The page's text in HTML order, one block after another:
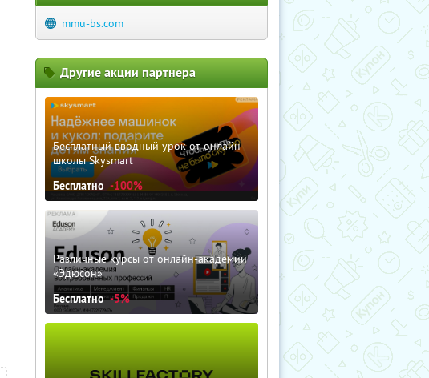
mmu-bs.com
Другие акции партнера
Бесплатный вводный урок от онлайн-
школы Skysmart
Бесплатно -100%
Различные курсы от онлайн-академии
«Эдюсон»
Бесплатно -5%